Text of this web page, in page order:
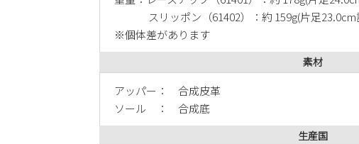
スリッポン（61402）：約 159g(片足23.0cm
※個体差があります
素材
アッパー： 合成皮革
ソール ： 合成底
生産国